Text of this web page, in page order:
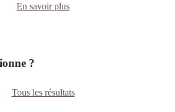
En savoir plus
?
Tous les résultats